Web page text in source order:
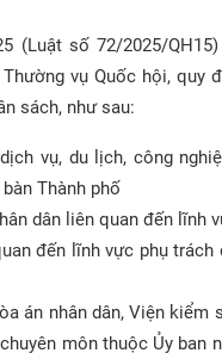
(Luật số 72/2025/
vụ Quốc hội, quy
sách, như sau:
vụ, du lịch, công
Thành phố
dân liên quan đến lĩnh
đến lĩnh vực phụ
án nhân dân, Viện kiểm
môn thuộc Ủy ban